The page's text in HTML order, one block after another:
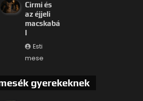
Cirmi és
az éjjeli
macskabá
l
Esti
mese
gyerekeknek